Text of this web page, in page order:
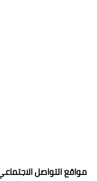
مواقع التواصل